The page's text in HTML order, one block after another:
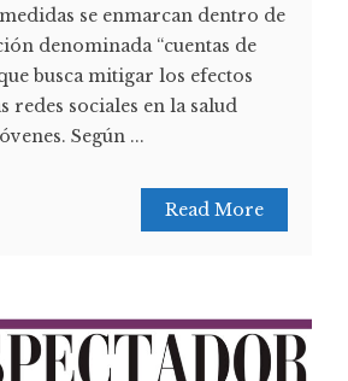
se enmarcan dentro de
denominada “cuentas de
busca mitigar los efectos
redes sociales en la salud
Según ...
Read More